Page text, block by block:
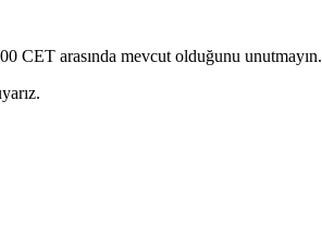
CET arasında mevcut olduğunu unutmayın.